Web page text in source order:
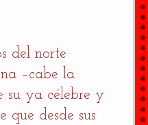
del norte
–cabe la
su ya célebre y
que desde sus